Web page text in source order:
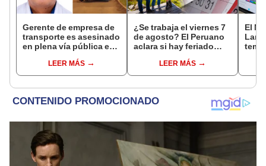
Gerente de empresa de
transporte es asesinado
en plena vía pública en
sobrevivió al ataque
LEER MÁS
¿Se trabaja el viernes 7
de agosto? El Peruano
aclara si hay feriado
del 6 de agosto
LEER MÁS
El
palta